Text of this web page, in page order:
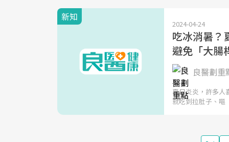
新知
2024-04-24
吃冰消暑？
避免「大腸
良醫劃重
夏日炎炎，許多人
就吃到拉肚子、嘔